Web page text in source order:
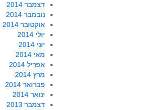
דצמבר 2014
נובמבר 2014
אוקטובר 2014
יולי 2014
יוני 2014
מאי 2014
אפריל 2014
מרץ 2014
פברואר 2014
ינואר 2014
דצמבר 2013